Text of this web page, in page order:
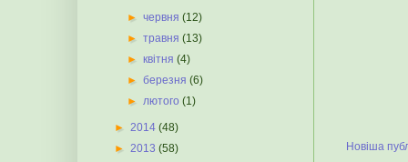
Новіша
►червня(12)
►травня(13)
►квітня(4)
►березня(6)
►лютого(1)
► 2014 (48)
► 2013 (58)